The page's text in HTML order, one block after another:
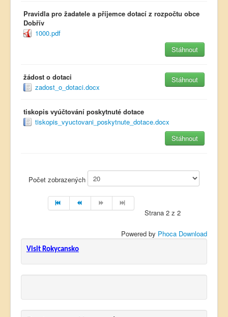
Pravidla pro žadatele a příjemce dotací z rozpočtu obce
Dobřív
1000.pdf
Stáhnout
žádost o dotaci
zadost_o_dotaci.docx
Stáhnout
tiskopis vyúčtování poskytnuté dotace
tiskopis_vyuctovani_poskytnute_dotace.docx
Stáhnout
Počet zobrazených
Strana 2 z 2
Powered by Phoca Download
Visit Rokycansko